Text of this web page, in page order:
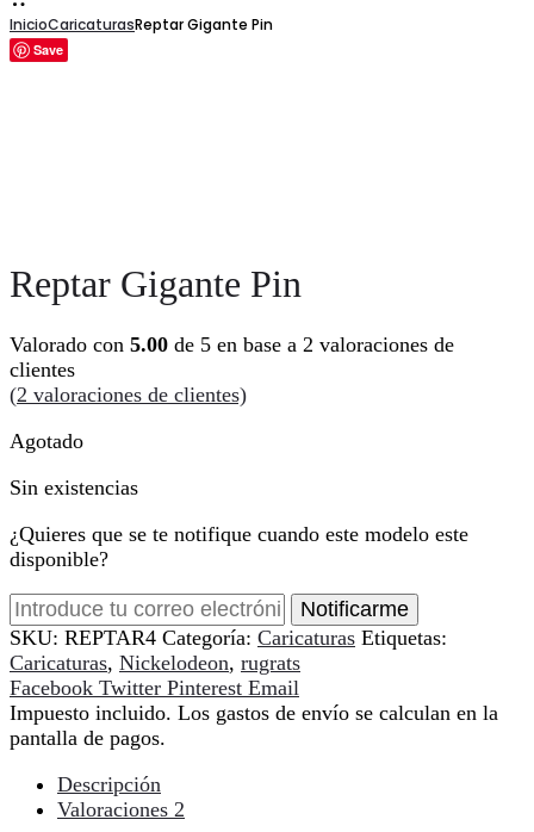
InicioCaricaturasReptar Gigante Pin
Save
Reptar Gigante Pin
Valorado con 5.00 de 5 en base a 2 valoraciones de
clientes
(2 valoraciones de clientes)
Agotado
Sin existencias
¿Quieres que se te notifique cuando este modelo este
disponible?
Notificarme
SKU: REPTAR4 Categoría: Caricaturas Etiquetas:
Caricaturas, Nickelodeon, rugrats
Compartir
Facebook Twitter Pinterest Email
Impuesto incluido. Los gastos de envío se calculan en la
pantalla de pagos.
Descripción
Valoraciones 2